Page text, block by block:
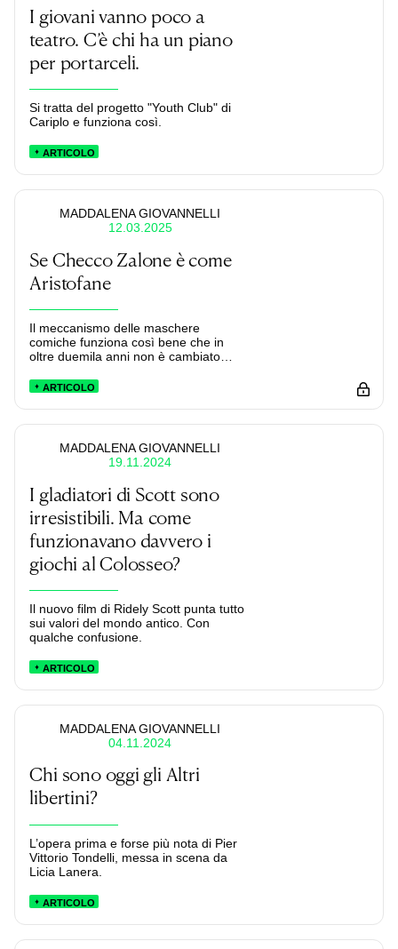
I giovani vanno poco a
teatro. C’è chi ha un piano
per portarceli.
Si tratta del progetto "Youth Club" di
Cariplo e funziona così.
ARTICOLO
MADDALENA GIOVANNELLI
12.03.2025
Se Checco Zalone è come
Aristofane
Il meccanismo delle maschere
comiche funziona così bene che in
oltre duemila anni non è cambiato
ARTICOLO
MADDALENA GIOVANNELLI
19.11.2024
I gladiatori di Scott sono
irresistibili. Ma come
funzionavano davvero i
giochi al Colosseo?
Il nuovo film di Ridely Scott punta tutto
sui valori del mondo antico. Con
qualche confusione.
ARTICOLO
MADDALENA GIOVANNELLI
04.11.2024
Chi sono oggi gli Altri
libertini?
L’opera prima e forse più nota di Pier
Vittorio Tondelli, messa in scena da
Licia Lanera.
ARTICOLO